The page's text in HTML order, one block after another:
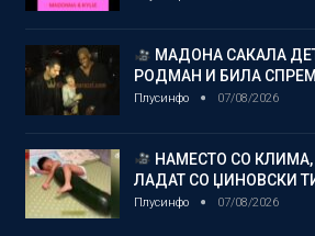
МАДОНА САКАЛА
РОДМАН И БИЛА
Плусинфо 07/08/2026
НАМЕСТО СО КЛИМА,
ЛАДАТ СО ЏИНОВСКИ
Плусинфо 07/08/2026